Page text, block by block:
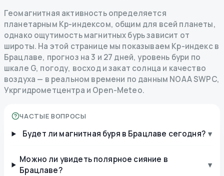
Геомагнитная активность определяется
планетарным Kp-индексом, общим для всей планеты,
однако ощутимость магнитных бурь зависит от
широты. На этой странице мы показываем Kp-индекс в
Брацлаве, прогноз на 3 и 27 дней, уровень бури по
шкале G, погоду, восход и закат солнца и качество
воздуха — в реальном времени по данным NOAA SWPC,
Укргидрометцентра и Open-Meteo.
ЧАСТЫЕ ВОПРОСЫ
Будет ли магнитная буря в Брацлаве сегодня? ▾
Можно ли увидеть полярное сияние в
Брацлаве?
▾